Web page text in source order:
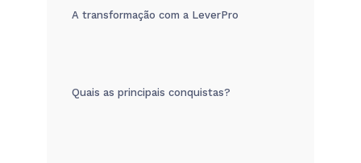
A transformação com a LeverPro
Quais as principais conquistas?